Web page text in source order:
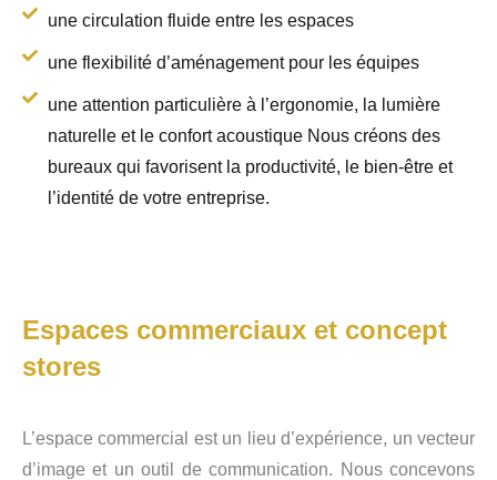
une circulation fluide entre les espaces
une flexibilité d’aménagement pour les équipes
une attention particulière à l’ergonomie, la lumière
naturelle et le confort acoustique Nous créons des
bureaux qui favorisent la productivité, le bien-être et
l’identité de votre entreprise.
Espaces commerciaux et concept
stores
L’espace commercial est un lieu d’expérience, un vecteur
d’image et un outil de communication. Nous concevons